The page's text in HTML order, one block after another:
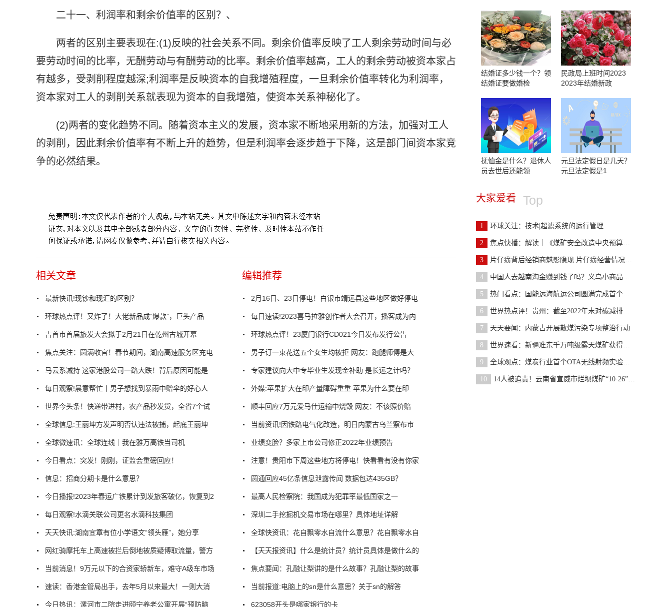
二十一、利润率和剩余价值率的区别？、
两者的区别主要表现在:(1)反映的社会关系不同。剩余价值率反映了工人剩余劳动时间与必
要劳动时间的比率，无酬劳动与有酬劳动的比率。剩余价值率越高，工人的剩余劳动被资本家占
有越多，受剥削程度越深;利润率是反映资本的自我增殖程度，一旦剩余价值率转化为利润率，
资本家对工人的剥削关系就表现为资本的自我增殖，使资本关系神秘化了。
(2)两者的变化趋势不同。随着资本主义的发展，资本家不断地采用新的方法，加强对工人
的剥削，因此剩余价值率有不断上升的趋势，但是利润率会逐步趋于下降，这是部门间资本家竞
争的必然结果。
相关文章
最新快讯!现钞和现汇的区别？
环球热点评！又炸了！大佬新品成“爆款”，巨头产品
吉首市首届旅发大会拟于2月21日在乾州古城开幕
焦点关注：圆满收官！春节期间，湖南高速服务区充电
马云系减持 这家港股公司一路大跌！背后原因可能是
每日观察!晨意帮忙丨男子想找到暴雨中赠伞的好心人
世界今头条！快递带进村，农产品秒发货，全省7个试
全球信息:王丽坤方发声明否认违法被捕，起底王丽坤
全球微速讯：全球连线｜我在雅万高铁当司机
今日看点：突发！刚刚，证监会重磅回应！
信息：招商分期卡是什么意思？
今日播报!2023年春运广铁累计到发旅客破亿，恢复到2
每日观察!水滴关联公司更名水滴科技集团
天天快讯:湖南宜章有位小学语文“领头雁”，她分享
网红骑摩托车上高速被拦后倒地被质疑博取流量，警方
当前消息！9万元以下的合资家轿新车，难守A级车市场
速读：香港金管局出手，去年5月以来最大！一则大消
今日热讯：漯河市二院走进颐宁养老公寓开展“预防脑
编辑推荐
2月16日、23日停电！白银市靖远县这些地区做好停电
每日速读!2023喜马拉雅创作者大会召开，播客成为内
环球热点评！23厦门银行CD021今日发布发行公告
男子订一束花送五个女生均被拒 网友：跑腿师傅是大
专家建议向大中专毕业生发现金补助 是长远之计吗？
外媒:苹果扩大在印产量障碍重重 苹果为什么要在印
顺丰回应7万元爱马仕运输中烧毁 网友：不该照价赔
当前资讯!因铁路电气化改造，明日内蒙古乌兰察布市
业绩变脸？多家上市公司修正2022年业绩预告
注意！贵阳市下周这些地方将停电！快看看有没有你家
圆通回应45亿条信息泄露传闻 数据包达435GB？
最高人民检察院：我国成为犯罪率最低国家之一
深圳二手挖掘机交易市场在哪里？具体地址详解
全球快资讯：花自飘零水自流什么意思？花自飘零水自
【天天报资讯】什么是统计员？统计员具体是做什么的
焦点要闻：孔融让梨讲的是什么故事？孔融让梨的故事
当前报道:电脑上的sn是什么意思？关于sn的解答
623058开头是哪家银行的卡
结婚证多少钱一个？领
结婚证要做婚检
民政局上班时间2023
2023年结婚新政
抚恤金是什么？退休人
员去世后还能领
元旦法定假日是几天？
元旦法定假是1
大家爱看 Top
1 环球关注：技术|超滤系统的运行管理
2 焦点快播：解读｜《煤矿安全改造中央预算内投资专项
3 片仔癀背后经销商魅影隐现 片仔癀经营情况怎么样？
4 中国人去越南淘金赚到钱了吗？义乌小商品拿到越南卖
5 热门看点：国能远海航运公司圆满完成首个澳大利亚进
6 世界热点评！贵州：截至2022年末对碳减排、煤炭清洁
7 天天要闻：内蒙古开展散煤污染专项整治行动
8 世界速看：新疆准东千万吨级露天煤矿获得核准
9 全球观点：煤炭行业首个OTA无线射频实验室建成
10 14人被追责！云南省宣威市烂坝煤矿“10·26”瞒报事